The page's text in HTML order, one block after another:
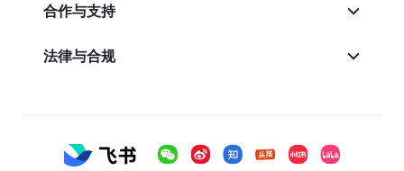
合作与支持
法律与合规